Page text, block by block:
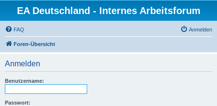
EA Deutschland - Internes Arbeitsforum
FAQ Anmelden
Foren-Übersicht
Anmelden
Benutzername:
Passwort: